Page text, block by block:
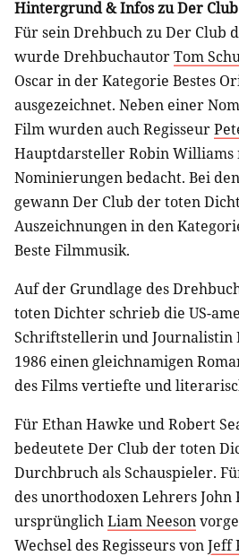
Hintergrund & Infos zu Der
Für sein Drehbuch zu Der Club
wurde DrehbuchautorTom
Oscar in der Kategorie Bestes
ausgezeichnet. Neben einer
Film wurden auch Regisseur
Hauptdarsteller Robin Williams
Nominierungen bedacht. Bei
gewann Der Club der toten
Auszeichnungen in den
Beste Filmmusik.
Auf der Grundlage des
toten Dichter schrieb die US-
Schriftstellerin und Journalistin
1986 einen gleichnamigen
des Films vertiefte und
Für Ethan Hawke und Robert
bedeutete Der Club der toten
Durchbruch als Schauspieler.
des unorthodoxen Lehrers John
ursprünglichLiam Neeson
Wechsel des Regisseurs vonJeff